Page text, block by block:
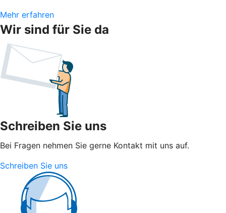
Mehr erfahren
Wir sind für Sie da
Schreiben Sie uns
Bei Fragen nehmen Sie gerne Kontakt mit uns auf.
Schreiben Sie uns